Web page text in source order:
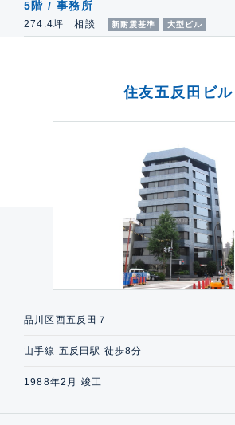
5階 / 事務所
274.4坪 相談 新耐震基準 大型ビル
住友五反田ビル
品川区西五反田７
山手線 五反田駅 徒歩8分
1988年2月 竣工